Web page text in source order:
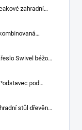
zahradní
- látka motiv
Swivel béžový
pod
stůl dřevěný
150 cm